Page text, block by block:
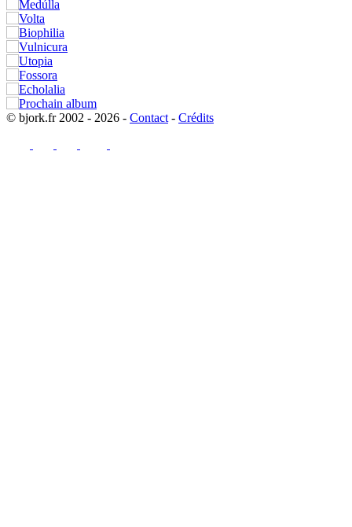
© bjork.fr 2002 - 2026 - Contact - Crédits